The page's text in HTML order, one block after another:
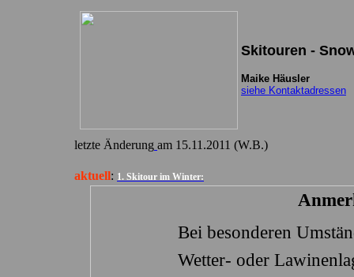
Skitouren -
letzte Änderung am 15.11.2011 (W.B.)
aktuell: 1. Skitour im Winter:
Bei besonderen
Wetter- oder